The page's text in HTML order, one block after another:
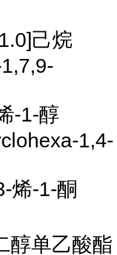
己烷
-1-醇
1,4-
烯-1-酮
醇单乙酸酯